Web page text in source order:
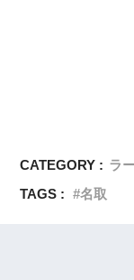
CATEGORY : ラ
TAGS :
名取